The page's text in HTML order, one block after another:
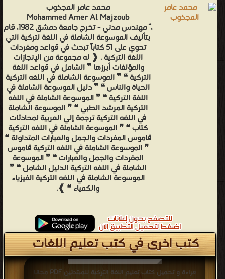
محمد عامر المجذوب
Mohammed Amer Al Majzoub
، ً مهندس مدني - تخرج جامعة دمشق 1982، قام
بتأليف الموسوعة الشاملة في اللغة لتركية التي
تحوي على 51 كتاباً تبحث في قواعد ومفردات
اللغة التركية . ❰ له مجموعة من الإنجازات
والمؤلفات أبرزها ❞ الشامل في قواعد اللغة
التركية ❝ ❞ الموسوعة الشاملة في اللغه التركية
الحياة والناس ❝ ❞ دليل الموسوعة الشاملة في
اللغة التركية ❝ ❞ الموسوعة الشاملة في اللغه
التركية المرشد الطبي ❝ ❞ الموسوعة الشاملة
في اللغه التركية ترجمة إلي العربية لمحادثات
كتاب ❝ ❞ الموسوعة الشاملة في اللغه التركية
قاموس المفردات والجمل والعبارات المتداولة ❝
❞ الموسوعة الشاملة في اللغه التركية قاموس
المفردات والجمل والعبارات ❝ ❞ الموسوعة
الشاملة في اللغه التركية الدليل الشامل ❝ ❞
الموسوعة الشاملة في اللغه التركية الفيزياء
والكمياء ❝ ❱.
كتب اخرى في كتب تعليم اللغات
قراءة و تحميل كتاب تعليم اللغة التركية للمبتدئين PDF مجانا